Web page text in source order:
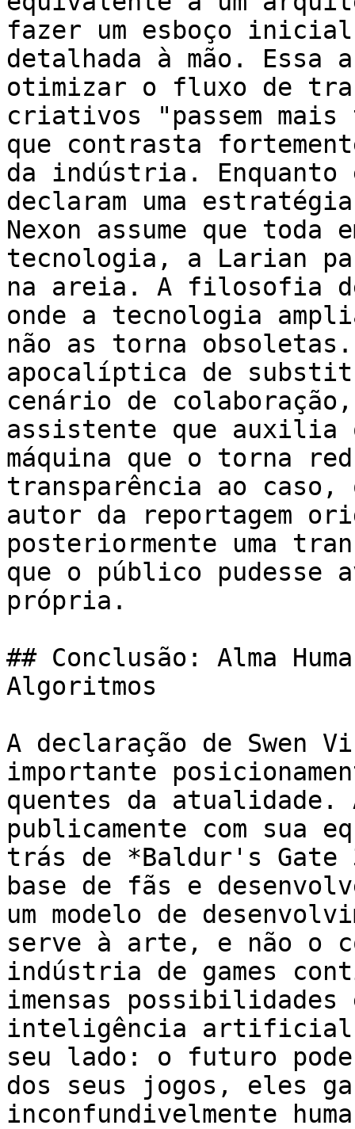
fazer um esboço
detalhada à mão. Essa
otimizar o fluxo de
criativos "passem mais
que contrasta
da indústria. Enquanto
declaram uma
Nexon assume que toda
tecnologia, a Larian
na areia. A filosofia
onde a tecnologia
não as torna obsoletas.
apocalíptica de
cenário de
assistente que
máquina que o torna
transparência ao
autor da reportagem
posteriormente uma
que o público pudesse
própria.
## Conclusão: Alma
Algoritmos
A declaração de Swen
importante
quentes da atualidade.
publicamente com sua
trás de *Baldur's Gate
base de fãs e
um modelo de
serve à arte, e não o
indústria de games
imensas
inteligência artificial,
seu lado: o futuro
dos seus jogos, eles
inconfundivelmente